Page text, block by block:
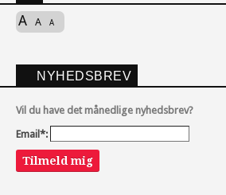
A A A
NYHEDSBREV
Vil du have det månedlige nyhedsbrev?
Email*:
Tilmeld mig